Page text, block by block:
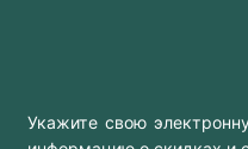
Укажите свою